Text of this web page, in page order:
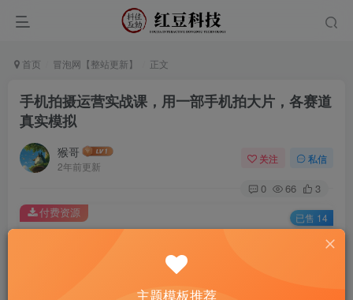
首页 冒泡网【整站更新】 正文
手机拍摄运营实战课，用一部手机拍大片，各赛道
真实模拟
猴哥
2年前更新
关注 私信
0 66 3
此内容为付费资源，请付费后查看
￥9.9
付费资源 已售 14
主题模板推荐